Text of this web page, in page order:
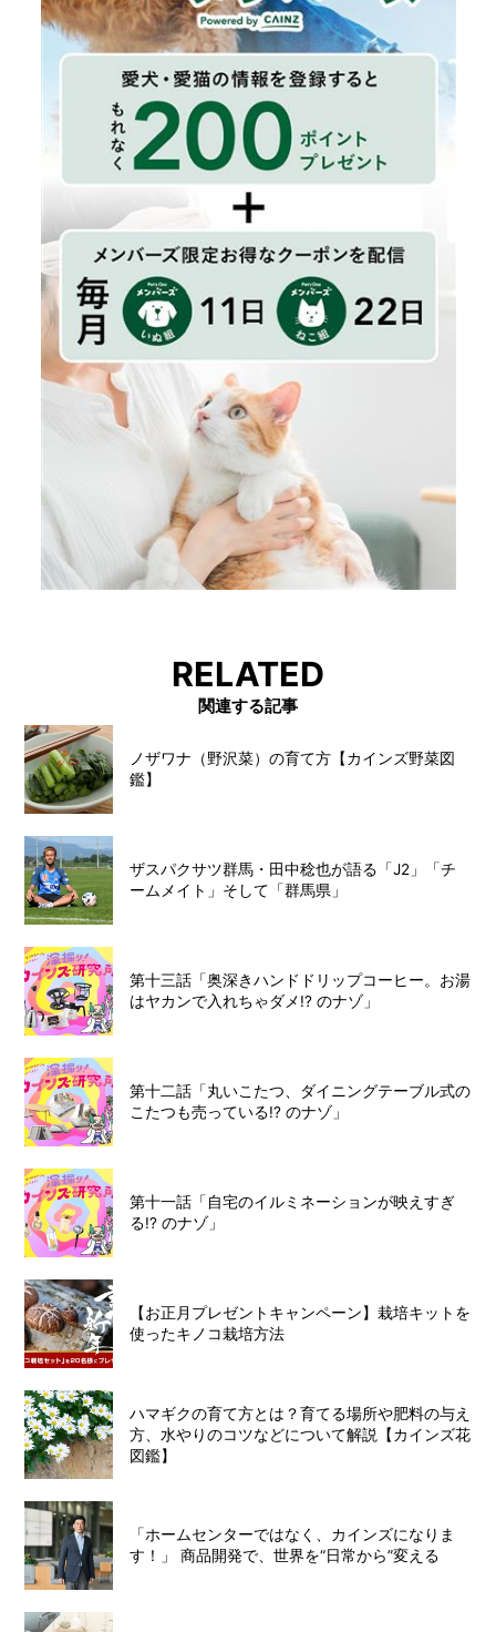
RELATED
関連する記事
ノザワナ（野沢菜）の育て方【カインズ野菜図
鑑】
ザスパクサツ群馬・田中稔也が語る「J2」「チ
ームメイト」そして「群馬県」
第十三話「奥深きハンドドリップコーヒー。お湯
はヤカンで入れちゃダメ!? のナゾ」
第十二話「丸いこたつ、ダイニングテーブル式の
こたつも売っている!? のナゾ」
第十一話「自宅のイルミネーションが映えすぎ
る!? のナゾ」
【お正月プレゼントキャンペーン】栽培キットを
使ったキノコ栽培方法
ハマギクの育て方とは？育てる場所や肥料の与え
方、水やりのコツなどについて解説【カインズ花
図鑑】
「ホームセンターではなく、カインズになりま
す！」 商品開発で、世界を“日常から”変える